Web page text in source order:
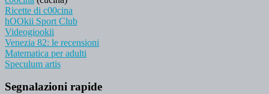
Ricette di c00cina
hOOkii Sport Club
Videogiookii
Venezia 82: le recensioni
Matematica per adulti
Speculum artis
Segnalazioni rapide